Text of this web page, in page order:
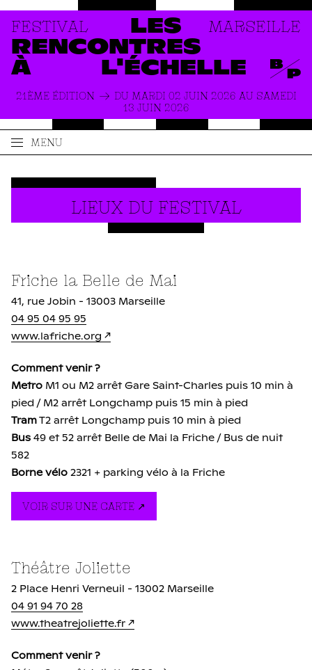
LES
RENCONTRES
À
L'ÉCHELLE
FESTIVAL MARSEILLE
21ÈME ÉDITION
DU MARDI 02 JUIN 2026 AU SAMEDI
13 JUIN 2026
MENU
PRODUCTIONS
À PROPOS
ACTUALITÉS
INFOS PRATIQUES
Infos Pratiques
LIEUX DU FESTIVAL
Friche la Belle de Mai
41, rue Jobin - 13003 Marseille
04 95 04 95 95
www.lafriche.org
Comment venir ?
Metro M1 ou M2 arrêt Gare Saint-Charles puis 10 min à
pied / M2 arrêt Longchamp puis 15 min à pied
Tram T2 arrêt Longchamp puis 10 min à pied
Bus 49 et 52 arrêt Belle de Mai la Friche / Bus de nuit
582
Borne vélo 2321 + parking vélo à la Friche
VOIR SUR UNE CARTE
Théâtre Joliette
2 Place Henri Verneuil - 13002 Marseille
04 91 94 70 28
www.theatrejoliette.fr
Comment venir ?